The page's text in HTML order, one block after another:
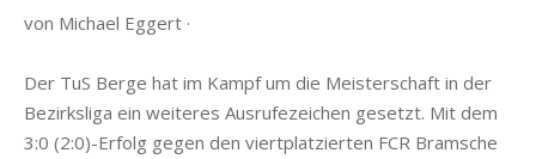
von Michael Eggert ·
Der TuS Berge hat im Kampf um die Meisterschaft in der
Bezirksliga ein weiteres Ausrufezeichen gesetzt. Mit dem
3:0 (2:0)-Erfolg gegen den viertplatzierten FCR Bramsche